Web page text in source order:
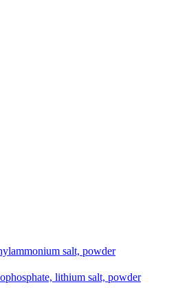
salt, powder
lithium salt, powder